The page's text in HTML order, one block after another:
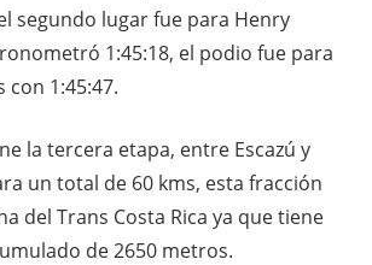
segundo lugar fue para Henry
1:45:18, el podio fue para
con 1:45:47.
la tercera etapa, entre Escazú y
un total de 60 kms, esta fracción
del Trans Costa Rica ya que tiene
de 2650 metros.